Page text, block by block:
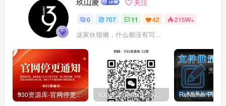
0 707 11 42 215W+
这家伙很懒，什么都没有写...
930资源库-官网停更通知-【换在线文档更新-每日更新】 930资源库-微信资源12群【限时免费】开放入群中！！！